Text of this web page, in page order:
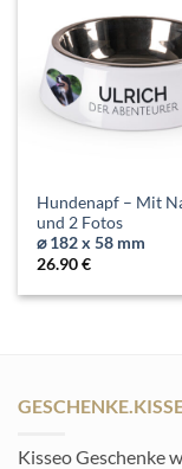
Hundenapf – Mit
und 2 Fotos
⌀ 182 x 58 mm
26.90€
Kisseo Geschenke